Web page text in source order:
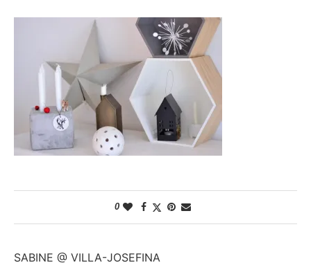
0
SABINE @ VILLA-JOSEFINA